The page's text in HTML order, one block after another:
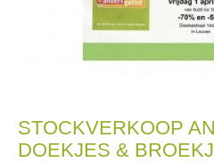
STOCKVERKOOP
DOEKJES &